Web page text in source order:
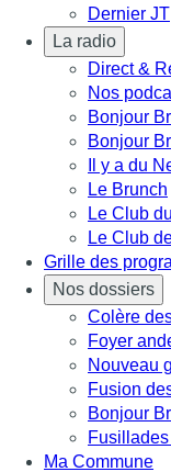
Dernier JT
La radio
Direct &
Nos
Bonjour
Bonjour
Il y a du
Le Brunch
Le Club
Le Club
Grille des
Nos dossiers
Colère
Foyer
Nouveau
Fusion
Bonjour
Ma Commune